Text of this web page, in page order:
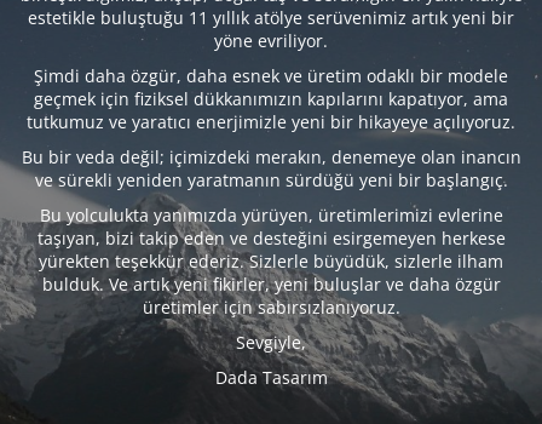
estetikle buluştuğu 11 yıllık atölye serüvenimiz artık yeni bir
yöne evriliyor.
Şimdi daha özgür, daha esnek ve üretim odaklı bir modele
geçmek için fiziksel dükkanımızın kapılarını kapatıyor, ama
tutkumuz ve yaratıcı enerjimizle yeni bir hikayeye açılıyoruz.
Bu bir veda değil; içimizdeki merakın, denemeye olan inancın
ve sürekli yeniden yaratmanın sürdüğü yeni bir başlangıç.
Bu yolculukta yanımızda yürüyen, üretimlerimizi evlerine
taşıyan, bizi takip eden ve desteğini esirgemeyen herkese
yürekten teşekkür ederiz. Sizlerle büyüdük, sizlerle ilham
bulduk. Ve artık yeni fikirler, yeni buluşlar ve daha özgür
üretimler için sabırsızlanıyoruz.
Sevgiyle,
Dada Tasarım